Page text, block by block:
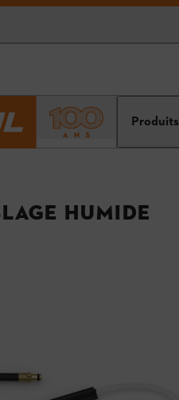
Produits
humide